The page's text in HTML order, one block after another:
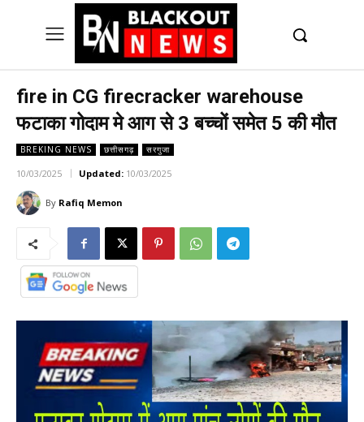
fire in CG firecracker warehouse
फटाका गोदाम मे आग से 3 बच्चों समेत 5 की मौत
BREKING NEWS छत्तीसगढ़ सरगुजा
10/03/2025 Updated: 10/03/2025
By Rafiq Memon